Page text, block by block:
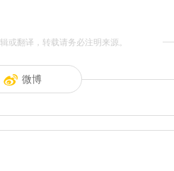
或翻译，转载请务必注明来源。
微博